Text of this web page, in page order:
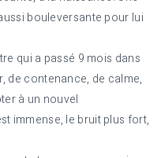
bouleversante pour lui
qui a passé 9 mois dans
de contenance, de calme,
à un nouvel
immense, le bruit plus fort,